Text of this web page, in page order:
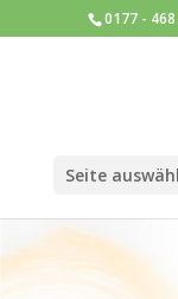
0177 -
Seite